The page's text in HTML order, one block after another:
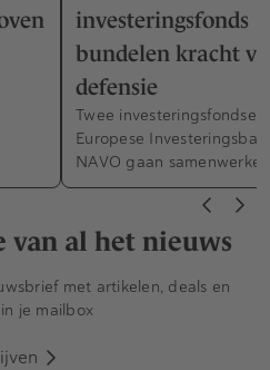
investeringsfonds
bundelen kracht
defensie
Twee
Europese
NAVO gaan
van al het nieuws
met artikelen, deals en
je mailbox